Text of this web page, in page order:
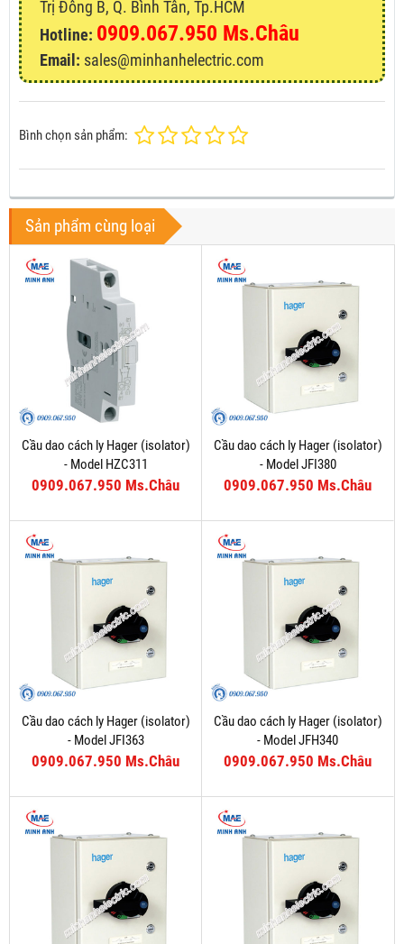
Trị Đông B, Q. Bình Tân, Tp.HCM
Hotline: 0909.067.950 Ms.Châu
Email: sales@minhanhelectric.com
Bình chọn sản phẩm:
Sản phẩm cùng loại
Cầu dao cách ly Hager (isolator)
- Model HZC311
0909.067.950 Ms.Châu
Cầu dao cách ly Hager (isolator)
- Model JFI380
0909.067.950 Ms.Châu
Cầu dao cách ly Hager (isolator)
- Model JFI363
0909.067.950 Ms.Châu
Cầu dao cách ly Hager (isolator)
- Model JFH340
0909.067.950 Ms.Châu